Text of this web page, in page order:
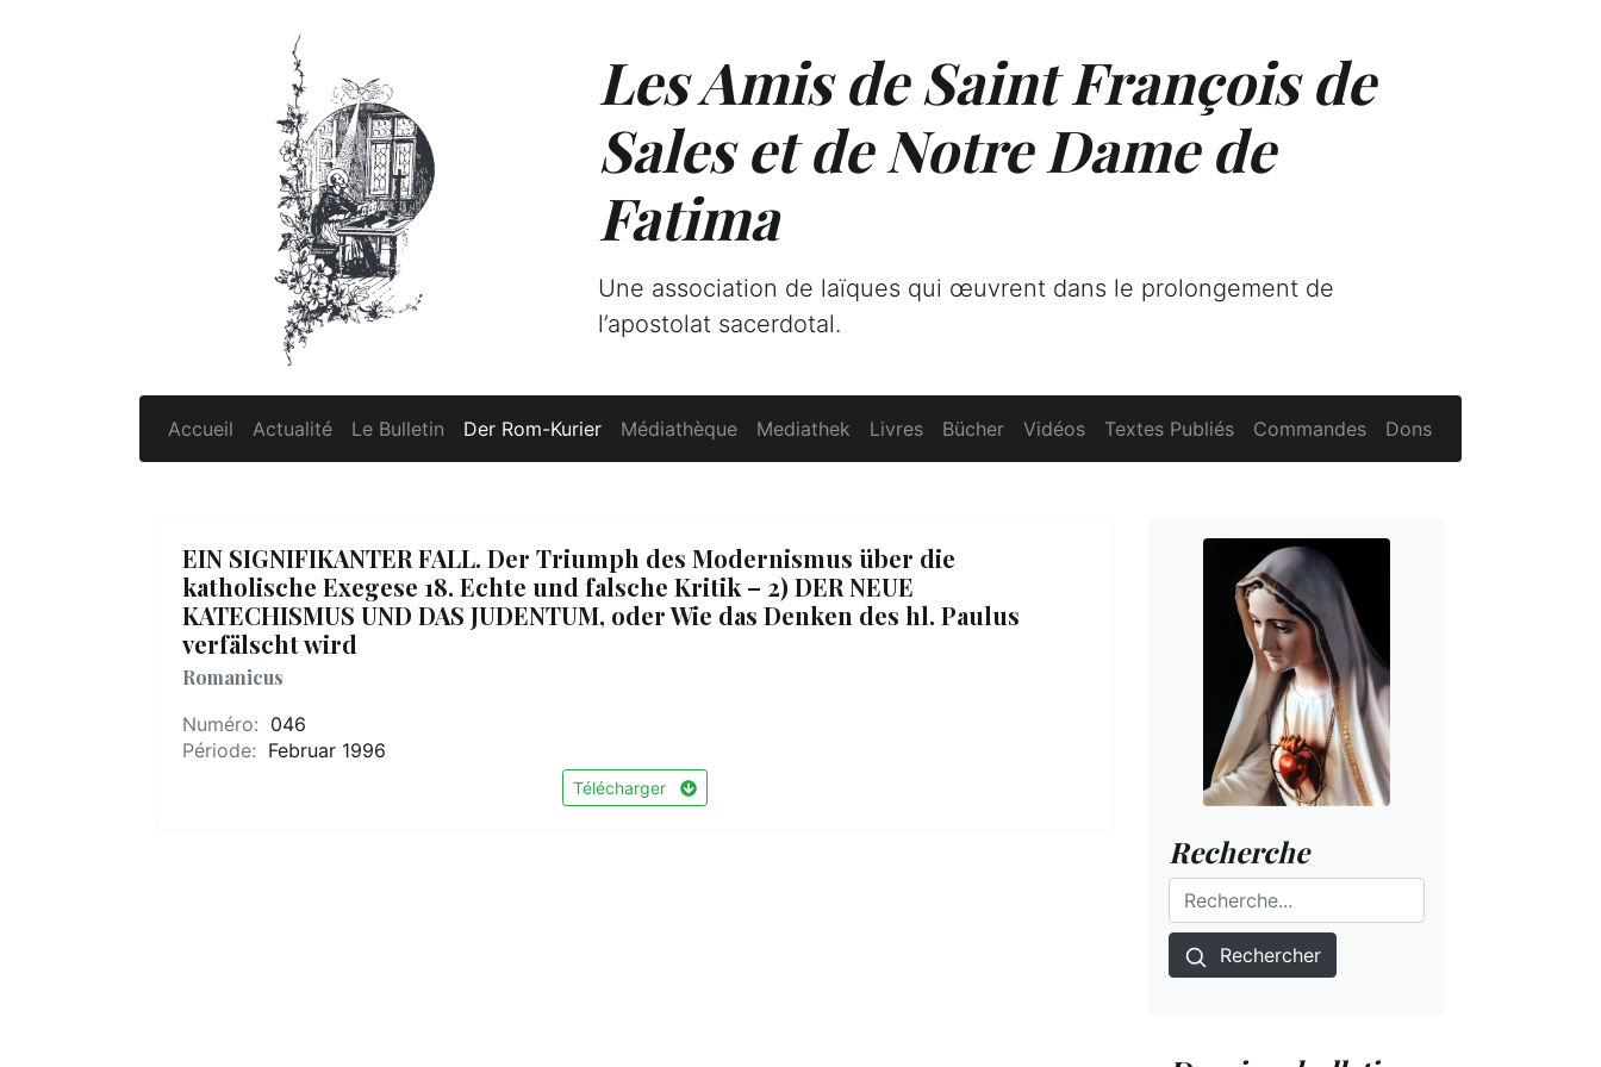
Les Amis de Saint François de
Sales et de Notre Dame de
Fatima
Une association de laïques qui œuvrent dans le prolongement de
l’apostolat sacerdotal.
Accueil Actualité Le Bulletin Der Rom-Kurier Médiathèque Mediathek Livres Bücher Vidéos Textes Publiés Commandes Dons
EIN SIGNIFIKANTER FALL. Der Triumph des Modernismus über die
katholische Exegese 18. Echte und falsche Kritik – 2) DER NEUE
KATECHISMUS UND DAS JUDENTUM, oder Wie das Denken des hl. Paulus
verfälscht wird
Romanicus
Numéro: 046
Période: Februar 1996
Télécharger
Recherche
Rechercher